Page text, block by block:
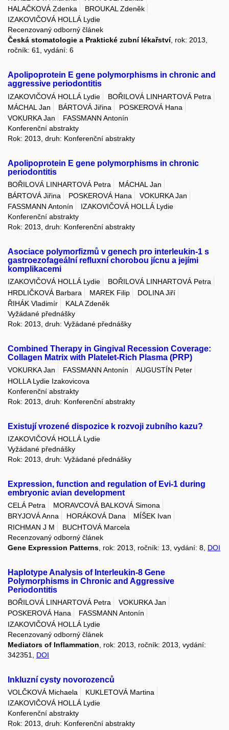
HALAČKOVÁ Zdenka
BROUKAL Zdeněk
IZAKOVIČOVÁ HOLLÁ Lydie
Recenzovaný odborný článek
Česká stomatologie a Praktické zubní lékařství, rok: 2013,
ročník: 61, vydání: 6
Apolipoprotein E gene polymorphisms in chronic and
aggressive periodontitis
IZAKOVIČOVÁ HOLLÁ Lydie
BOŘILOVÁ LINHARTOVÁ Petra
MÁCHAL Jan
BÁRTOVÁ Jiřina
POSKEROVÁ Hana
VOKURKA Jan
FASSMANN Antonín
Konferenční abstrakty
Rok: 2013, druh: Konferenční abstrakty
Apolipoprotein E gene polymorphisms in chronic
periodontitis
BOŘILOVÁ LINHARTOVÁ Petra
MÁCHAL Jan
BÁRTOVÁ Jiřina
POSKEROVÁ Hana
VOKURKA Jan
FASSMANN Antonín
IZAKOVIČOVÁ HOLLÁ Lydie
Konferenční abstrakty
Rok: 2013, druh: Konferenční abstrakty
Asociace polymorfizmů v genech pro interleukin-1 s
gastroezofageální refluxní chorobou jícnu a jejími
komplikacemi
IZAKOVIČOVÁ HOLLÁ Lydie
BOŘILOVÁ LINHARTOVÁ Petra
HRDLIČKOVÁ Barbara
MAREK Filip
DOLINA Jiří
ŘIHÁK Vladimír
KALA Zdeněk
Vyžádané přednášky
Rok: 2013, druh: Vyžádané přednášky
Combined Therapy in Gingival Recession Coverage:
Collagen Matrix with Platelet-Rich Plasma (PRP)
VOKURKA Jan FASSMANN Antonín
AUGUSTÍN Peter
HOLLA Lydie Izakovicova
Konferenční abstrakty
Rok: 2013, druh: Konferenční abstrakty
Existují vrozené dispozice k rozvoji zubního kazu?
IZAKOVIČOVÁ HOLLÁ Lydie
Vyžádané přednášky
Rok: 2013, druh: Vyžádané přednášky
Expression, function and regulation of Evi-1 during
embryonic avian development
CELÁ Petra
MORAVCOVÁ BALKOVÁ Simona
BRYJOVÁ Anna
HORÁKOVÁ Dana
MÍŠEK Ivan
RICHMAN J M
BUCHTOVÁ Marcela
Recenzovaný odborný článek
Gene Expression Patterns , rok: 2013, ročník: 13, vydání: 8, DOI
Haplotype Analysis of Interleukin-8 Gene
Polymorphisms in Chronic and Aggressive
Periodontitis
BOŘILOVÁ LINHARTOVÁ Petra
VOKURKA Jan
POSKEROVÁ Hana
FASSMANN Antonín
IZAKOVIČOVÁ HOLLÁ Lydie
Recenzovaný odborný článek
Mediators of Inflammation , rok: 2013, ročník: 2013, vydání:
342351, DOI
Inkluzní cysty novorozenců
VOLČKOVÁ Michaela
KUKLETOVÁ Martina
IZAKOVIČOVÁ HOLLÁ Lydie
Konferenční abstrakty
Rok: 2013, druh: Konferenční abstrakty